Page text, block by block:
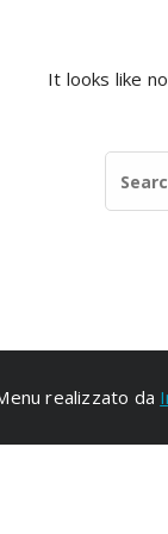
It looks like
realizzato da